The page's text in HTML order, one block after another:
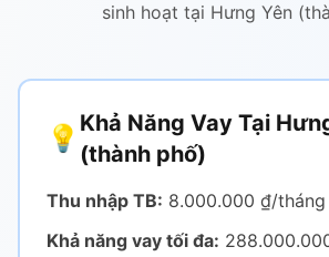
sinh hoạt tại Hưng Yên
💡 Khả Năng Vay Tại
(thành phố)
Thu nhập TB: 8.000.000 ₫/tháng
Khả năng vay tối đa: